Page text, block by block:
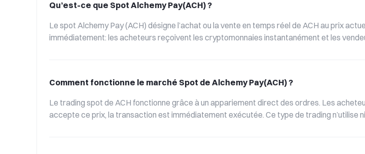
Qu’est-ce que Spot Alchemy Pay(ACH) ?
Le spot Alchemy Pay (ACH) désigne l’achat ou la vente en temps réel de ACH au prix
immédiatement: les acheteurs reçoivent les cryptomonnaies instantanément et les
Comment fonctionne le marché Spot de Alchemy Pay(ACH) ?
Le trading spot de ACH fonctionne grâce à un appariement direct des ordres. Les
accepte ce prix, la transaction est immédiatement exécutée. Ce type de trading n’utilise